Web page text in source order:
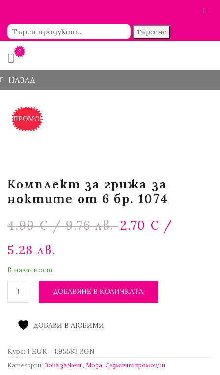
Търсене
2
НАЗАД
ПРОМО!
Комплект за грижа за
ноктите от 6 бр. 1074
4.99€/ 9.76 лв. Original
price
2.70 € /
5.28 лв.
2.70 €
/
5.28 лв..
В наличност
ДОБАВЯНЕ В КОЛИЧКАТА
ДОБАВИ В ЛЮБИМИ
Курс: 1 EUR = 1.95583 BGN
Категории: Зона за жени Мода Седмични промоции